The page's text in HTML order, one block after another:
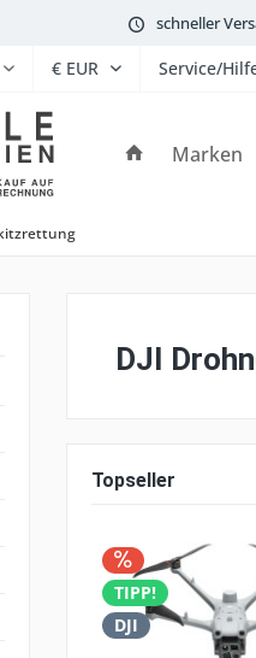
schneller
Service/
Marken
DJI
Topseller
TIPP!
DJI